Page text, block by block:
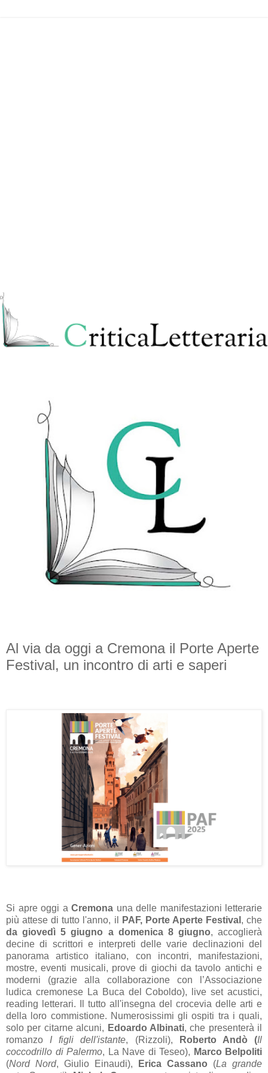
Al via da oggi a Cremona il Porte Aperte
Festival, un incontro di arti e saperi
Si apre oggi a Cremona una delle manifestazioni letterarie
più attese di tutto l'anno, il
PAF, Porte Aperte Festival , che
da giovedì 5 giugno a domenica 8 giugno, accoglierà
decine di scrittori e interpreti delle varie declinazioni del
panorama artistico italiano, con incontri, manifestazioni,
mostre, eventi musicali, prove di giochi da tavolo antichi e
moderni (grazie alla collaborazione con l’Associazione
ludica cremonese La Buca del Coboldo), live set acustici,
reading letterari. Il tutto all'insegna del crocevia delle arti e
della loro commistione. Numerosissimi gli ospiti tra i quali,
solo per citarne alcuni, Edoardo Albinati, che presenterà il
romanzo I figli dell'istante, (Rizzoli), Roberto Andò (Il
coccodrillo di Palermo, La Nave di Teseo), Marco Belpoliti
(Nord Nord, Giulio Einaudi), Erica Cassano (La grande